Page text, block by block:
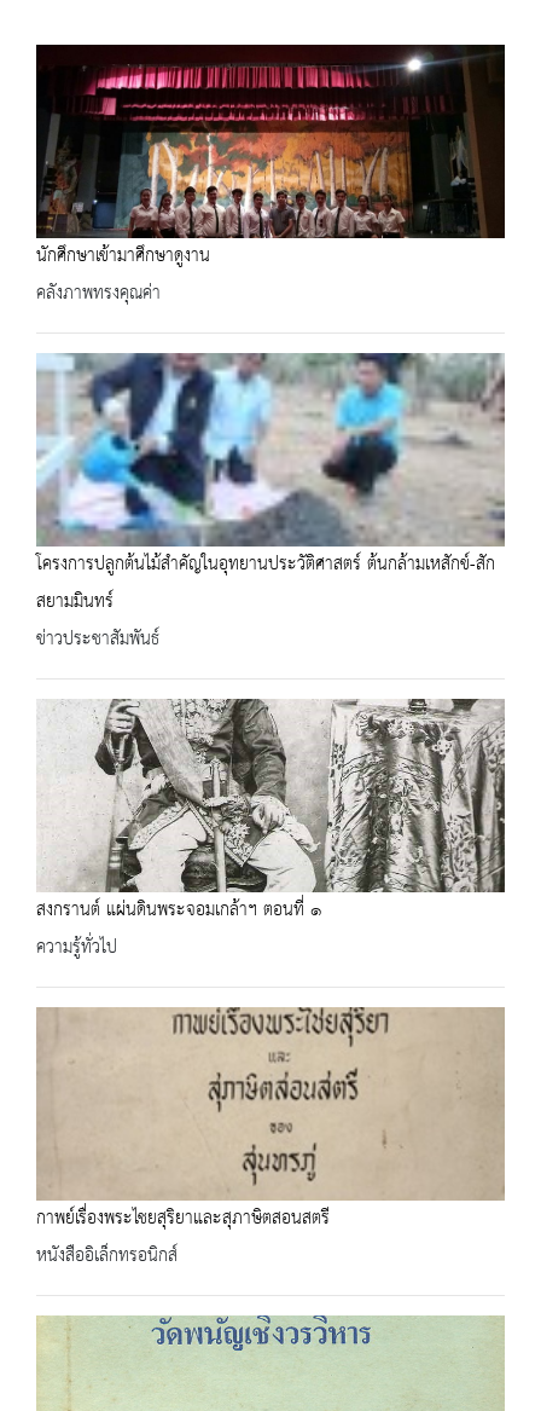
นักศึกษาเข้ามาศึกษาดูงาน
คลังภาพทรงคุณค่า
โครงการปลูกต้นไม้สำคัญในอุทยานประวัติศาสตร์ ต้นกล้ามเหสักข์-สัก
สยามมินทร์
ข่าวประชาสัมพันธ์
สงกรานต์ แผ่นดินพระจอมเกล้าฯ ตอนที่ ๑
ความรู้ทั่วไป
กาพย์เรื่องพระไชยสุริยาและสุภาษิตสอนสตรี
หนังสืออิเล็กทรอนิกส์